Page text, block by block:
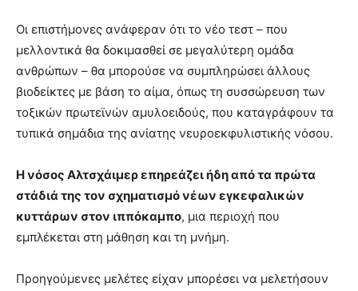
Οι επιστήμονες ανάφεραν ότι το νέο τεστ – που
μελλοντικά θα δοκιμασθεί σε μεγαλύτερη ομάδα
ανθρώπων – θα μπορούσε να συμπληρώσει άλλους
βιοδείκτες με βάση το αίμα, όπως τη συσσώρευση των
τοξικών πρωτεϊνών αμυλοειδούς, που καταγράφουν τα
τυπικά σημάδια της ανίατης νευροεκφυλιστικής νόσου.
Η νόσος Αλτσχάιμερ επηρεάζει ήδη από τα πρώτα
στάδιά της τον σχηματισμό νέων εγκεφαλικών
κυττάρων στον ιππόκαμπο, μια περιοχή που
εμπλέκεται στη μάθηση και τη μνήμη.
Προηγούμενες μελέτες είχαν μπορέσει να μελετήσουν